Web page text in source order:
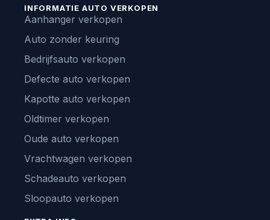
INFORMATIE AUTO VERKOPEN
Aanhanger verkopen
Auto zonder keuring
Bedrijfsauto verkopen
Defecte auto verkopen
Kapotte auto verkopen
Oldtimer verkopen
Oude auto verkopen
Vrachtwagen verkopen
Schadeauto verkopen
Sloopauto verkopen